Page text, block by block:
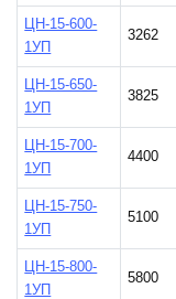
ЦН-15-600-
1УП
3262
ЦН-15-650-
1УП
3825
ЦН-15-700-
1УП
4400
ЦН-15-750-
1УП
5100
ЦН-15-800-
1УП
5800